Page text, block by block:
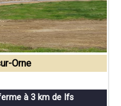
Orne
à 3 km de Ifs